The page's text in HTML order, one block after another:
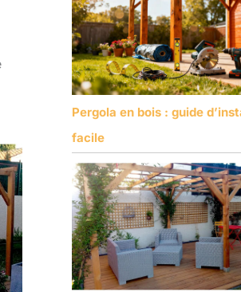
Pergola en bois : guide
facile